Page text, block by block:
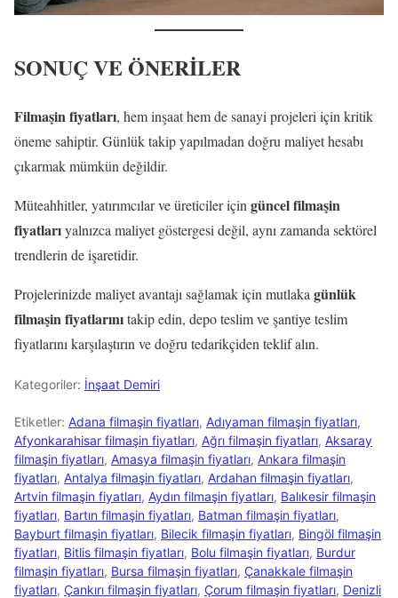
SONUÇ VE ÖNERİLER
Filmaşin fiyatları, hem inşaat hem de sanayi projeleri için kritik
öneme sahiptir. Günlük takip yapılmadan doğru maliyet hesabı
çıkarmak mümkün değildir.
Müteahhitler, yatırımcılar ve üreticiler için güncel filmaşin
fiyatlarıyalnızca maliyet göstergesi değil, aynı zamanda sektörel
trendlerin de işaretidir.
Projelerinizde maliyet avantajı sağlamak için mutlaka günlük
filmaşin fiyatlarınıtakip edin, depo teslim ve şantiye teslim
fiyatlarını karşılaştırın ve doğru tedarikçiden teklif alın.
Kategoriler: İnşaat Demiri
Etiketler: Adana filmaşin fiyatları, Adıyaman filmaşin fiyatları,
Afyonkarahisar filmaşin fiyatları, Ağrı filmaşin fiyatları, Aksaray
filmaşin fiyatları, Amasya filmaşin fiyatları, Ankara filmaşin
fiyatları, Antalya filmaşin fiyatları, Ardahan filmaşin fiyatları,
Artvin filmaşin fiyatları, Aydın filmaşin fiyatları, Balıkesir filmaşin
fiyatları, Bartın filmaşin fiyatları, Batman filmaşin fiyatları,
Bayburt filmaşin fiyatları, Bilecik filmaşin fiyatları, Bingöl filmaşin
fiyatları, Bitlis filmaşin fiyatları, Bolu filmaşin fiyatları, Burdur
filmaşin fiyatları, Bursa filmaşin fiyatları, Çanakkale filmaşin
fiyatları, Çankırı filmaşin fiyatları, Çorum filmaşin fiyatları, Denizli